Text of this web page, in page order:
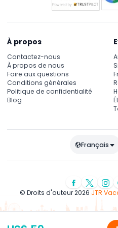
À propos
Contactez-nous
À propos de nous
Foire aux questions
Conditions générales
Politique de confidentialité
Blog
Français
© Droits d'auteur 2026 JTR